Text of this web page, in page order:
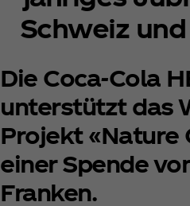
Schweiz
Die Coca‑Cola
unterstützt das
Projekt «Nature
einer Spende
Franken.